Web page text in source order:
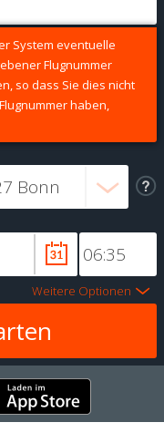
System eventuelle
Flugnummer
so dass Sie dies nicht
haben,
Weitere Optionen